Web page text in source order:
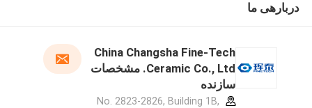
دربارهی ما
China Changsha Fine-Tech
Ceramic Co., Ltd. مشخصات
سازنده
No. 2823-2826, Building 1B,